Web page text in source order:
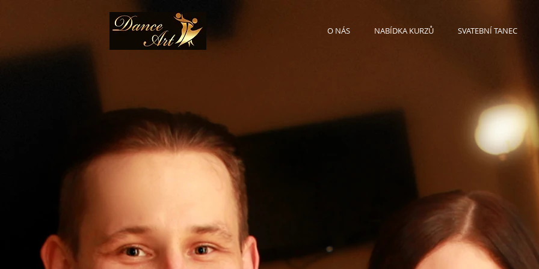
O NÁS NABÍDKA KURZŮ SVATEBNÍ TANEC